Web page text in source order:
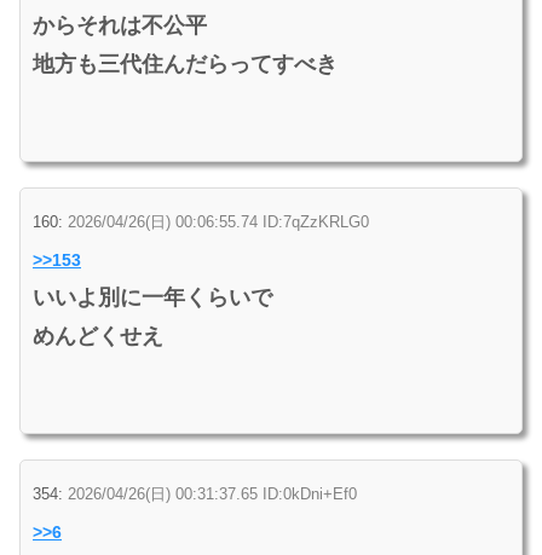
からそれは不公平
地方も三代住んだらってすべき
160: 2026/04/26(日) 00:06:55.74 ID:7qZzKRLG0
>>153
いいよ別に一年くらいで
めんどくせえ
354: 2026/04/26(日) 00:31:37.65 ID:0kDni+Ef0
>>6